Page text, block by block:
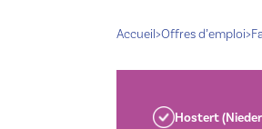
Accueil>Offres d’emploi>
Hostert